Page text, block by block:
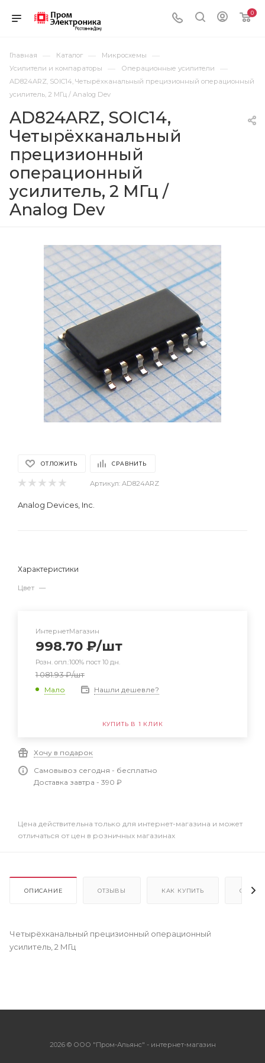
0
Главная — Каталог — Микросхемы —
Усилители и компараторы — Операционные усилители —
AD824ARZ, SOIC14, Четырёхканальный прецизионный операционный
усилитель, 2 МГц / Analog Dev
AD824ARZ, SOIC14,
Четырёхканальный
прецизионный
операционный
усилитель, 2 МГц /
Analog Dev
ОТЛОЖИТЬ СРАВНИТЬ
Артикул: AD824ARZ
Analog Devices, Inc.
Характеристики
Цвет —
ИнтернетМагазин
998.70 ₽/шт
Розн. опл.:100% пост 10 дн.
1 081.93₽/шт
Мало Нашли дешевле?
КУПИТЬ В 1 КЛИК
Хочу в подарок
Самовывоз сегодня - бесплатно
Доставка завтра - 390 ₽
Цена действительна только для интернет-магазина и может
отличаться от цен в розничных магазинах
ОПИСАНИЕ ОТЗЫВЫ КАК КУПИТЬ
Четырёхканальный прецизионный операционный
усилитель, 2 МГц
2026 © ООО "Пром-Альянс" - интернет-магазин